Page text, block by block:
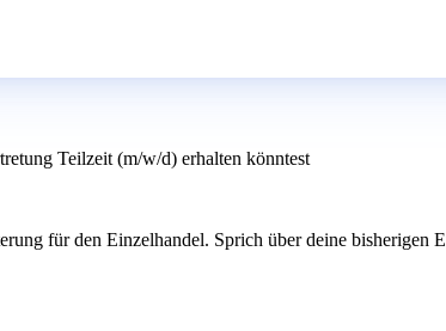
Teilzeit (m/w/d) erhalten könntest
für den Einzelhandel. Sprich über deine